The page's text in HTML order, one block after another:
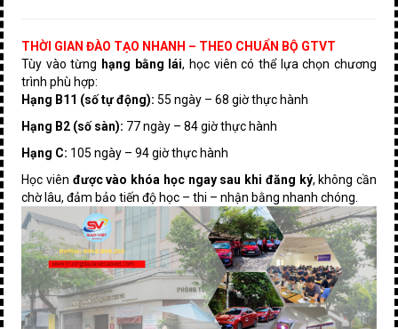
THỜI GIAN ĐÀO TẠO NHANH – THEO CHUẨN BỘ GTVT
Tùy vào từng hạng bằng lái, học viên có thể lựa chọn chương
trình phù hợp:
Hạng B11 (số tự động): 55 ngày – 68 giờ thực hành
Hạng B2 (số sàn): 77 ngày – 84 giờ thực hành
Hạng C: 105 ngày – 94 giờ thực hành
Học viên được vào khóa học ngay sau khi đăng ký, không cần
chờ lâu, đảm bảo tiến độ học – thi – nhận bằng nhanh chóng.